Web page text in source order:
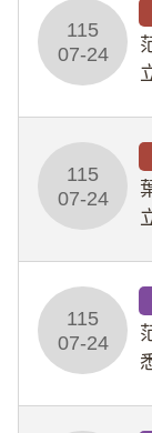
115
07-24
115
07-24
115
07-24